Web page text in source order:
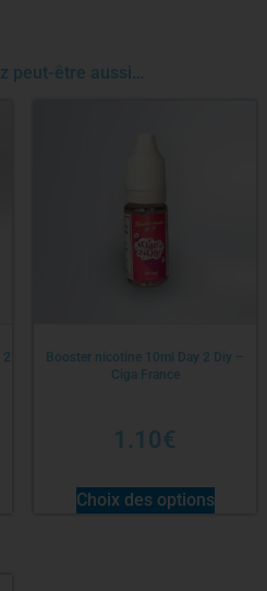
peut-être aussi…
2
Booster nicotine 10ml Day 2 Diy –
Ciga France
1.10€
Choix des options